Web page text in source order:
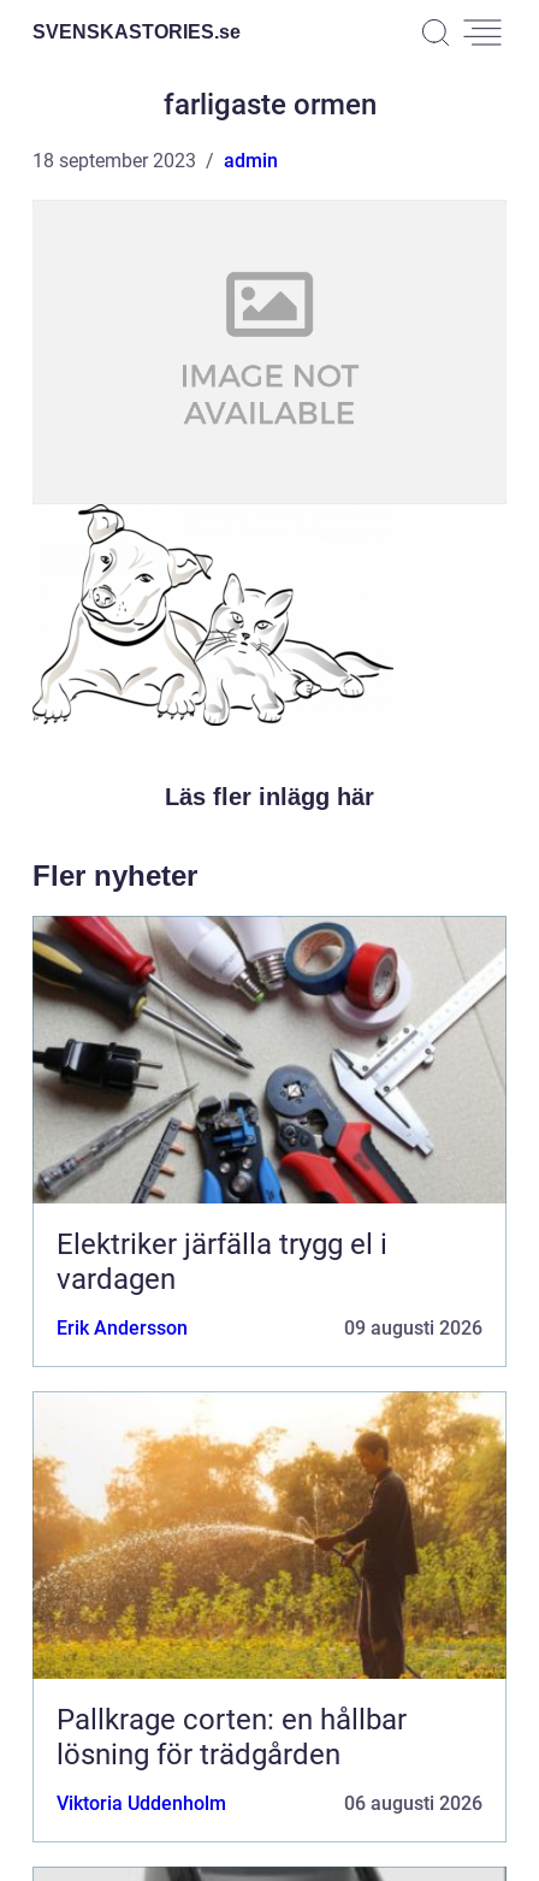
SVENSKASTORIES.se
farligaste ormen
18 september 2023 admin
Läs fler inlägg här
Fler nyheter
Elektriker järfälla trygg el i
vardagen
Erik Andersson 09 augusti 2026
Pallkrage corten: en hållbar
lösning för trädgården
Viktoria Uddenholm 06 augusti 2026